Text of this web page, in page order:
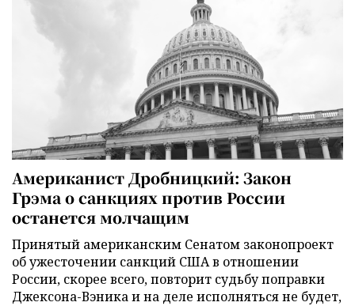
Американист Дробницкий: Закон
Грэма о санкциях против России
останется молчащим
Принятый американским Сенатом законопроект
об ужесточении санкций США в отношении
России, скорее всего, повторит судьбу поправки
Джексона-Вэника и на деле исполняться не будет,